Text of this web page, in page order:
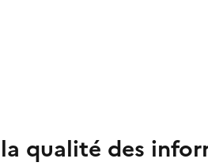
qualité des